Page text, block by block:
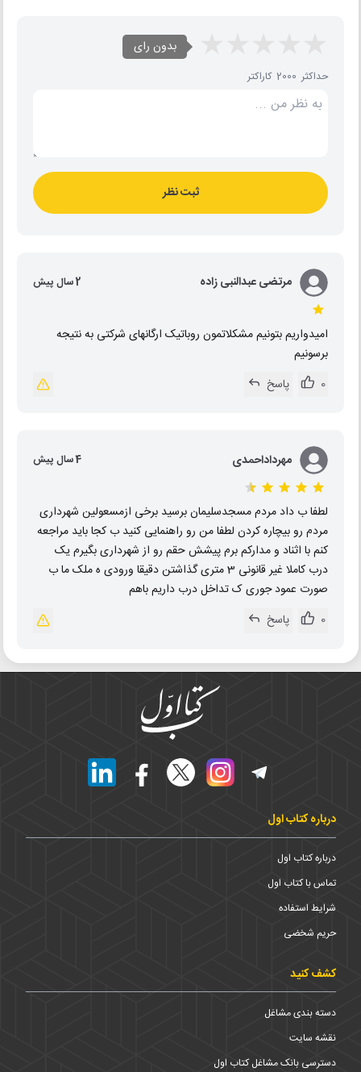
بدون رای
حداکثر 2000 کاراکتر
ثبت نظر
مرتضی عبدالنبی زاده 2 سال پیش
امیدواریم بتونیم مشکلاتمون روباتیک ارگانهای شرکتی به نتیجه
برسونیم
0
پاسخ
مهرداداحمدی 4 سال پیش
لطفا ب داد مردم مسجدسلیمان برسید برخی ازمسعولین شهرداری
مردم رو بیچاره کردن لطفا من رو راهنمایی کنید ب کجا باید مراجعه
کنم با اثناد و مدارکم برم پیشش حقم رو از شهرداری بگیرم یک
درب کاملا غیر قانونی 3 متری گذاشتن دقیقا ورودی ه ملک ما ب
صورت عمود جوری ک تداخل درب داریم باهم
0
پاسخ
درباره کتاب اول
درباره کتاب اول
تماس با کتاب اول
شرایط استفاده
حریم شخضی
کشف کنید
دسته بندی مشاغل
نقشه سایت
دسترسی بانک مشاغل کتاب اول